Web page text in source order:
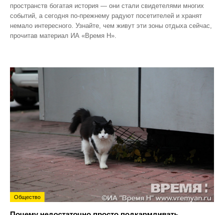
пространств богатая история — они стали свидетелями многих
событий, а сегодня по‑прежнему радуют посетителей и хранят
немало интересного. Узнайте, чем живут эти зоны отдыха сейчас,
прочитав материал ИА «Время Н».
Общество